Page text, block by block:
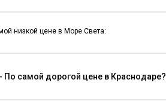
низкой цене в Море Света:
По самой дорогой цене в Краснодаре?